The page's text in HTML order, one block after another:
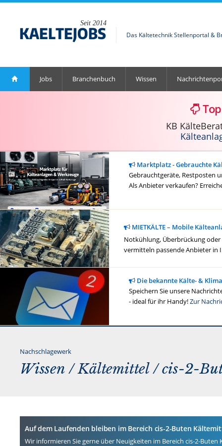
Seit 2014
Das Kältetechnik Stellenportal &
Jobs Branchenbuch Wissen
KB
Marktplatz - Gebrauchte
Gebrauchtgeräte, Restposten
Als Anbieter verkaufen?
MIETKÄLTE – Mobile
Notkühlung, Überbrückung
vermitteln passende Anbieter in
Die bekannte Kälte- &
Speichern Sie unsere
- ideal für ihr Handy!Zur
Nachschlagewerk
Wissen /Kältemittel/ cis-2-
Auf dem Laufenden bleiben im Bereich cis-2-Buten
Wir informieren Sie gerne über Neuigkeiten im Bereich cis-2-